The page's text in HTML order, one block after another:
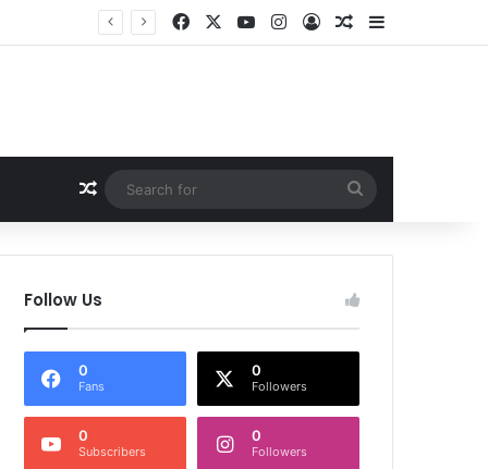
FacebookYouTubeInstagram
Log InRandom Article
Sidebar
Random Article
for
Follow Us
0
Fans
0
Followers
0
Subscribers
0
Followers